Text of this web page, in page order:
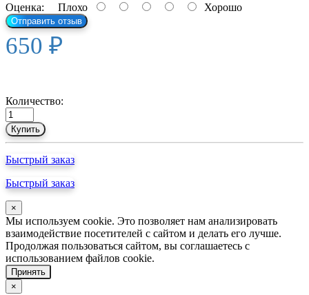
Оценка: Плохо Хорошо
Отправить отзыв
650 ₽
Количество:
Купить
Быстрый заказ
Быстрый заказ
×
Мы используем cookie. Это позволяет нам анализировать
взаимодействие посетителей с сайтом и делать его лучше.
Продолжая пользоваться сайтом, вы соглашаетесь с
использованием файлов cookie.
Принять
×